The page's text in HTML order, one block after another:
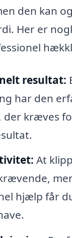
den kan
Her er
resultat:
har den
kræves
At
hjælp får